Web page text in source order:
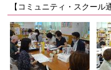
【コミュニティ・スクール